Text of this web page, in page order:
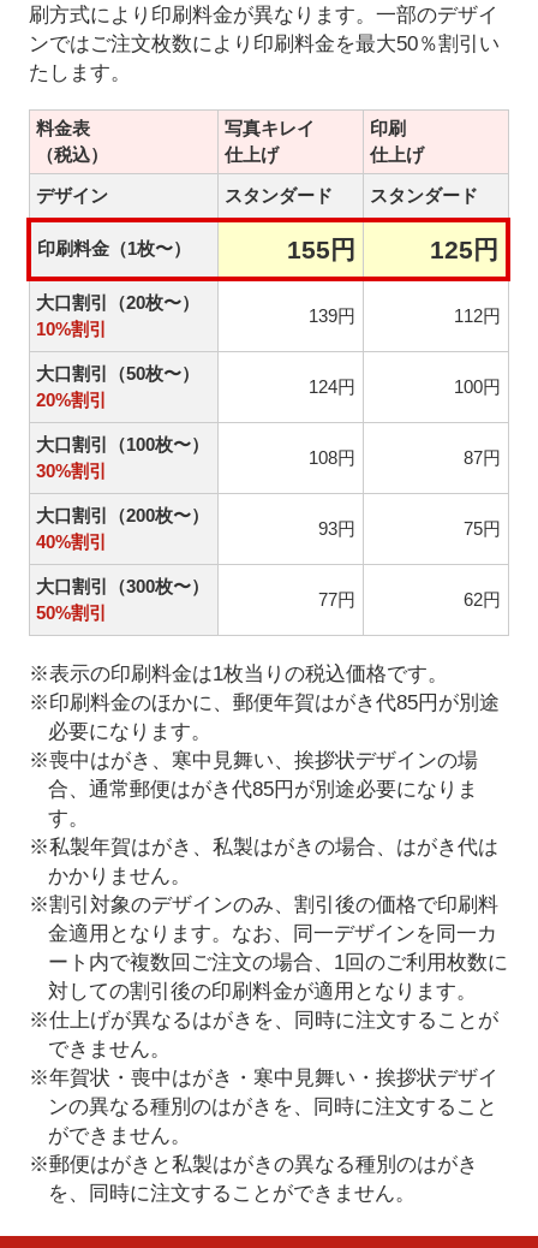
刷方式により印刷料金が異なります。一部のデザイ
ンではご注文枚数により印刷料金を最大50％割引い
たします。
料金表
（税込）
写真キレイ
仕上げ
印刷
仕上げ
デザイン
スタンダード スタンダード
印刷料金（1枚〜） 155円 125円
大口割引（20枚〜）
10%割引
139円 112円
大口割引（50枚〜）
20%割引
124円 100円
大口割引（100枚〜）
30%割引
108円 87円
大口割引（200枚〜）
40%割引
93円 75円
大口割引（300枚〜）
50%割引
77円 62円
※表示の印刷料金は1枚当りの税込価格です。
※印刷料金のほかに、郵便年賀はがき代85円が別途
必要になります。
※喪中はがき、寒中見舞い、挨拶状デザインの場
合、通常郵便はがき代85円が別途必要になりま
す。
※私製年賀はがき、私製はがきの場合、はがき代は
かかりません。
※割引対象のデザインのみ、割引後の価格で印刷料
金適用となります。なお、同一デザインを同一カ
ート内で複数回ご注文の場合、1回のご利用枚数に
対しての割引後の印刷料金が適用となります。
※仕上げが異なるはがきを、同時に注文することが
できません。
※年賀状・喪中はがき・寒中見舞い・挨拶状デザイ
ンの異なる種別のはがきを、同時に注文すること
ができません。
※郵便はがきと私製はがきの異なる種別のはがき
を、同時に注文することができません。